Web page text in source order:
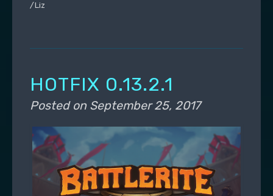
/Liz
HOTFIX 0.13.2.1
Posted on September 25, 2017